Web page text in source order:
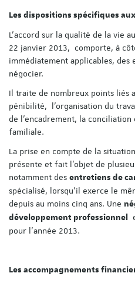
Les dispositions spécifiques
L’accord sur la qualité de la vie
22 janvier 2013, comporte, à
immédiatement applicables, des
négocier.
Il traite de nombreux points liés
pénibilité, l’organisation du
de l’encadrement, la
familiale.
La prise en compte de la
présente et fait l’objet de
notamment des entretiens de
spécialisé, lorsqu’il exerce le
depuis au moins cinq ans. Une
développement professionnel
pour l’année 2013.
Les accompagnements